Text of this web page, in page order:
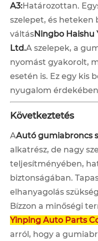
A3:Határozottan.
szelepet, és heteken
váltásNingbo Haishu
Ltd.A szelepek, a
nyomást gyakorolt,
esetén is. Ez egy kis
nyugalom
Következtetés
AAutó gumiabroncs
alkatrész, de nagy
teljesítményében,
biztonságában.
elhanyagolás
Bízzon a minőségi
Yinping Auto Parts
arról, hogy a